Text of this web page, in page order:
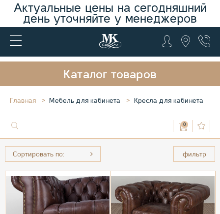
Актуальные цены на сегодняшний
день уточняйте у менеджеров
Каталог товаров
Главная Мебель для кабинета Кресла для кабинета
0
фильтр
Сортировать по: